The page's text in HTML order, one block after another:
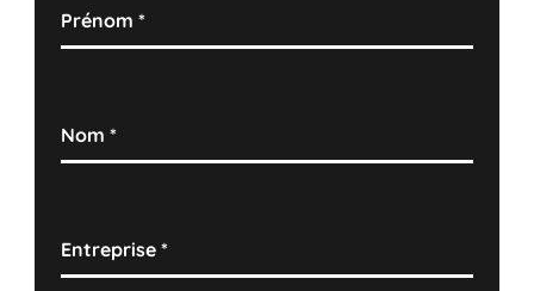
Prénom*
Nom*
Entreprise*